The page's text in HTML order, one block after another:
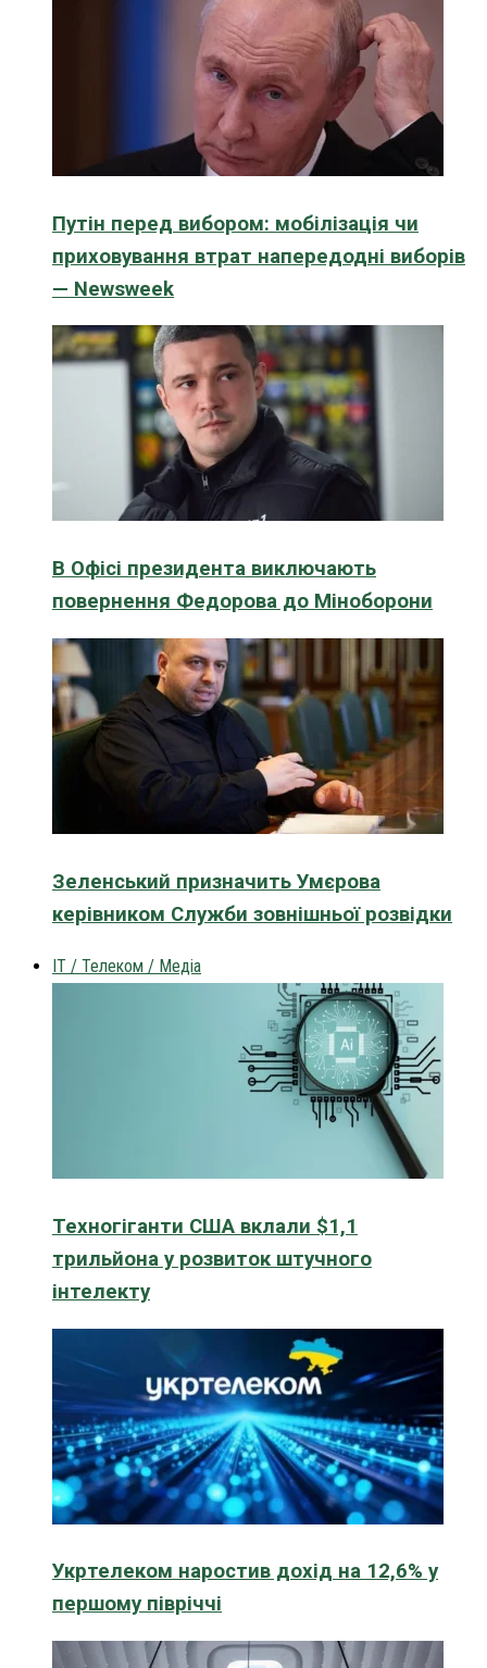
Путін перед вибором: мобілізація чи
приховування втрат напередодні виборів
— Newsweek
В Офісі президента виключають
повернення Федорова до Міноборони
Зеленський призначить Умєрова
керівником Служби зовнішньої розвідки
IT / Телеком / Медіа
Техногіганти США вклали $1,1
трильйона у розвиток штучного
інтелекту
Укртелеком наростив дохід на 12,6% у
першому півріччі